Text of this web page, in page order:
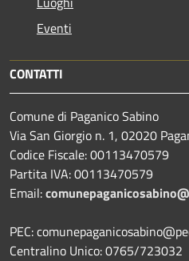
Eventi
CONTATTI
Comune di Paganico Sabino
Via San Giorgio n. 1, 02020
Codice Fiscale: 00113470579
Partita IVA: 00113470579
Email:
PEC:
Centralino Unico: 0765/723032